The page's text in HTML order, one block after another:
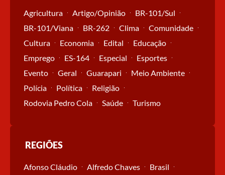
Agricultura Artigo/Opinião
BR-101/Sul
BR-101/Viana
BR-262 Clima
Comunidade
Cultura
Economia Edital
Educação
Emprego
ES-164 Especial
Esportes
Evento
Geral Guarapari
Meio Ambiente
Polícia
Política
Religião
Rodovia Pedro Cola
Saúde Turismo
REGIÕES
Afonso Cláudio Alfredo Chaves
Brasil